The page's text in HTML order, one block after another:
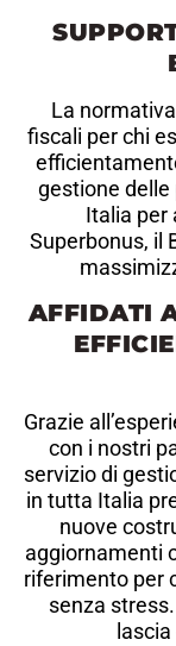
La
fiscali per chi
gestione
Italia per
Superbonus, il
AFFIDATI
Grazie
con i nostri
servizio di
in tutta Italia
nuove
aggiornamenti
riferimento per
senza